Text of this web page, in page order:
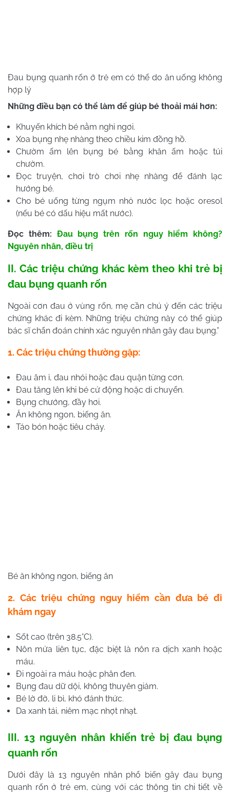
Đau bụng quanh rốn ở trẻ em có thể do ăn uống không
hợp lý
Những điều bạn có thể làm để giúp bé thoải mái hơn:
Khuyến khích bé nằm nghỉ ngơi.
Xoa bụng nhẹ nhàng theo chiều kim đồng hồ.
Chườm ấm lên bụng bé bằng khăn ấm hoặc túi
chườm.
Đọc truyện, chơi trò chơi nhẹ nhàng để đánh lạc
hướng bé.
Cho bé uống từng ngụm nhỏ nước lọc hoặc oresol
(nếu bé có dấu hiệu mất nước).
Đọc thêm: Đau bụng trên rốn nguy hiểm không?
Nguyên nhân, điều trị
II. Các triệu chứng khác kèm theo khi trẻ bị
đau bụng quanh rốn
Ngoài cơn đau ở vùng rốn, mẹ cần chú ý đến các triệu
chứng khác đi kèm. Những triệu chứng này có thể giúp
bác sĩ chẩn đoán chính xác nguyên nhân gây đau bụng.”
1. Các triệu chứng thường gặp:
Đau âm ỉ, đau nhói hoặc đau quặn từng cơn.
Đau tăng lên khi bé cử động hoặc di chuyển.
Bụng chướng, đầy hơi.
Ăn không ngon, biếng ăn.
Táo bón hoặc tiêu chảy.
Bé ăn không ngon, biếng ăn
2. Các triệu chứng nguy hiểm cần đưa bé đi
khám ngay
Sốt cao (trên 38.5°C).
Nôn mửa liên tục, đặc biệt là nôn ra dịch xanh hoặc
máu.
Đi ngoài ra máu hoặc phân đen.
Bụng đau dữ dội, không thuyên giảm.
Bé lờ đờ, li bì, khó đánh thức.
Da xanh tái, niêm mạc nhợt nhạt.
III. 13 nguyên nhân khiến trẻ bị đau bụng
quanh rốn
Dưới đây là 13 nguyên nhân phổ biến gây đau bụng
quanh rốn ở trẻ em, cùng với các thông tin chi tiết về